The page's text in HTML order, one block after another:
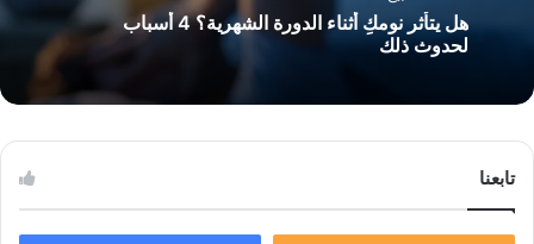
هل يتأثر نومكِ أثناء الدورة الشهرية؟ 4 أسباب
لحدوث ذلك
تابعنا